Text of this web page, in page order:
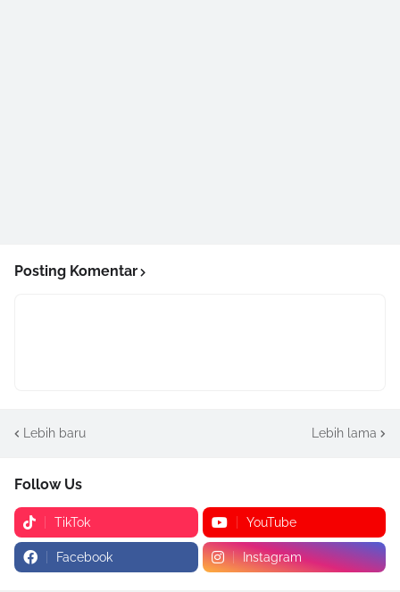
Posting Komentar
Lebih baru Lebih lama
Follow Us
TikTok YouTube
Facebook Instagram